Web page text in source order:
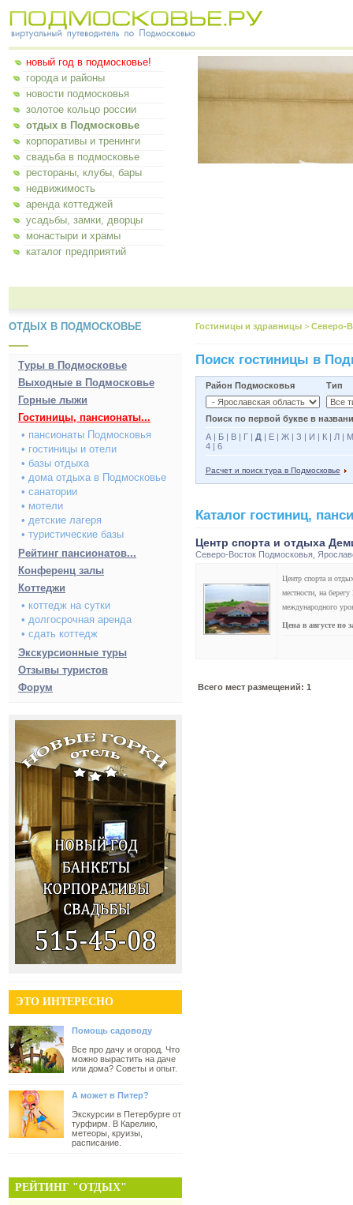
новый год в подмосковье!
города и районы
новости подмосковья
золотое кольцо россии
отдых в Подмосковье
корпоративы и тренинги
свадьба в подмосковье
рестораны, клубы, бары
недвижимость
аренда коттеджей
усадьбы, замки, дворцы
монастыри и храмы
каталог предприятий
ОТДЫХ В ПОДМОСКОВЬЕ
Туры в Подмосковье
Выходные в Подмосковье
Горные лыжи
Гостиницы, пансионаты...
• пансионаты Подмосковья
• гостиницы и отели
• базы отдыха
• дома отдыха в Подмосковье
• санатории
• мотели
• детские лагеря
• туристические базы
Рейтинг пансионатов...
Конференц залы
Коттеджи
• коттедж на сутки
• долгосрочная аренда
• сдать коттедж
Экскурсионные туры
Отзывы туристов
Форум
ЭТО ИНТЕРЕСНО
Помощь садоводу
Все про дачу и огород. Что
можно вырастить на даче
или дома? Советы и опыт.
А может в Питер?
Экскурсии в Петербурге от
турфирм. В Карелию,
метеоры, круизы,
расписание.
РЕЙТИНГ "ОТДЫХ"
Гостиницы и здравницы > Северо-
Поиск гостиницы в
Район Подмосковья Тип
Поиск по первой букве в
А| Б| В| Г| Д| Е| Ж| З | И | К| Л| М
4| 6
Расчет и поиск тура в Подмосковье
Каталог гостиниц,
Центр спорта и отдыха
Северо-Восток Подмосковья
Центр спорта и
местности, на
международного
Цена в августе по
Всего мест размещений: 1